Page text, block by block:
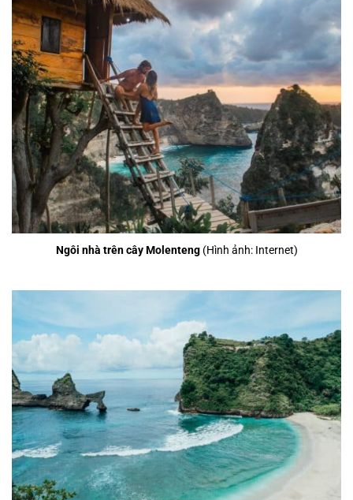
Ngôi nhà trên cây Molenteng(Hình ảnh: Internet)